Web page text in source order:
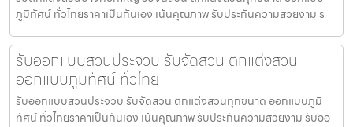
ภูมิทัศน์ ทั่วไทยราคาเป็นกันเอง เน้นคุณภาพ รับประกันความสวยงาม ร
รับออกแบบสวนประจวบ รับจัดสวน ตกแต่งสวน
ออกแบบภูมิทัศน์ ทั่วไทย
รับออกแบบสวนประจวบ รับจัดสวน ตกแต่งสวนทุกขนาด ออกแบบภูมิ
ทัศน์ ทั่วไทยราคาเป็นกันเอง เน้นคุณภาพ รับประกันความสวยงาม รับออ